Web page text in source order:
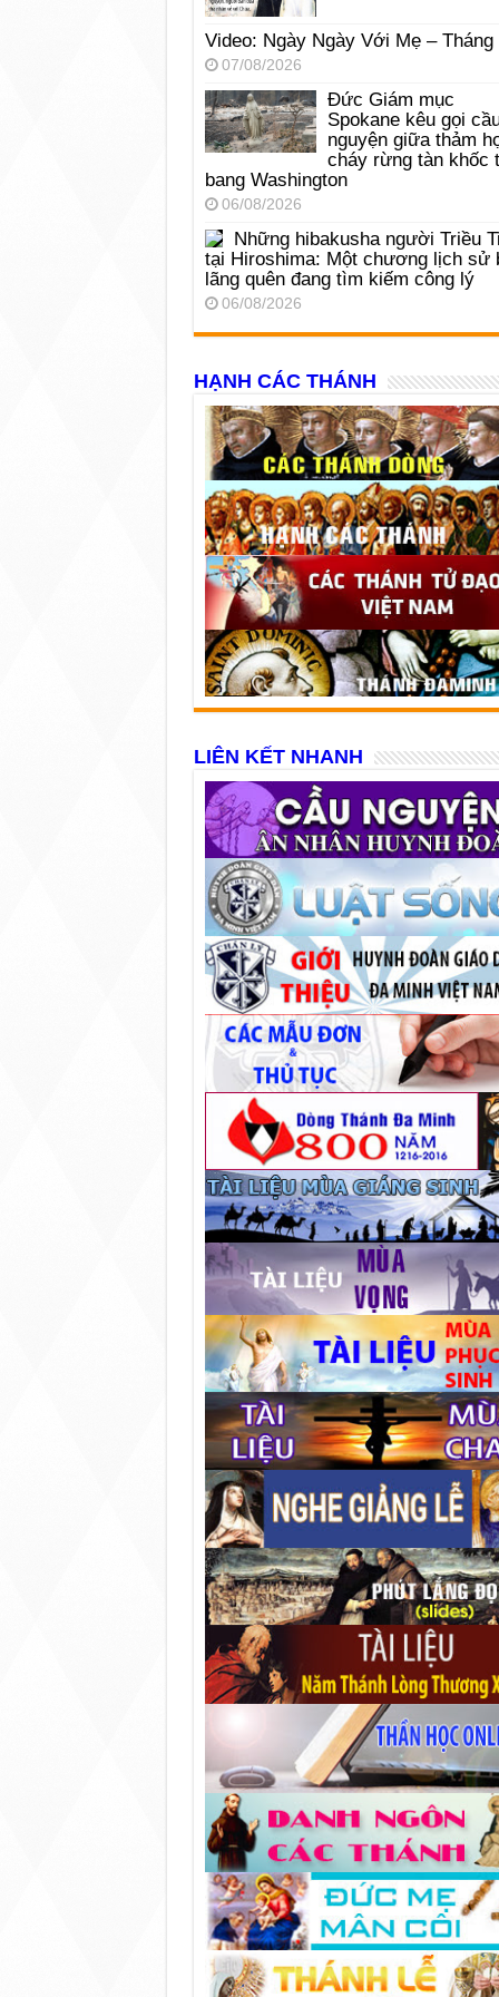
Video: Ngày Ngày Với Mẹ – Tháng
07/08/2026
Đức Giám mục
Spokane kêu gọi
nguyện giữa thảm
cháy rừng tàn khốc
bang Washington
06/08/2026
Những hibakusha người Triều
tại Hiroshima: Một chương lịch sử
lãng quên đang tìm kiếm công lý
06/08/2026
HẠNH CÁC THÁNH
LIÊN KẾT NHANH